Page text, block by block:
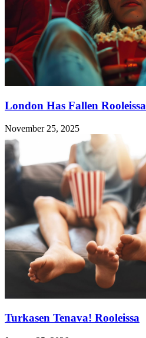
London Has Fallen Rooleissa
November 25, 2025
Turkasen Tenava! Rooleissa